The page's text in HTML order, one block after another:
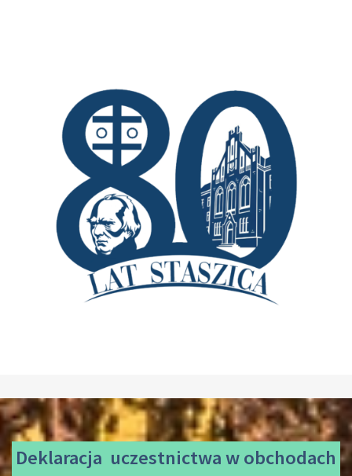
Deklaracja uczestnictwaw obchodach